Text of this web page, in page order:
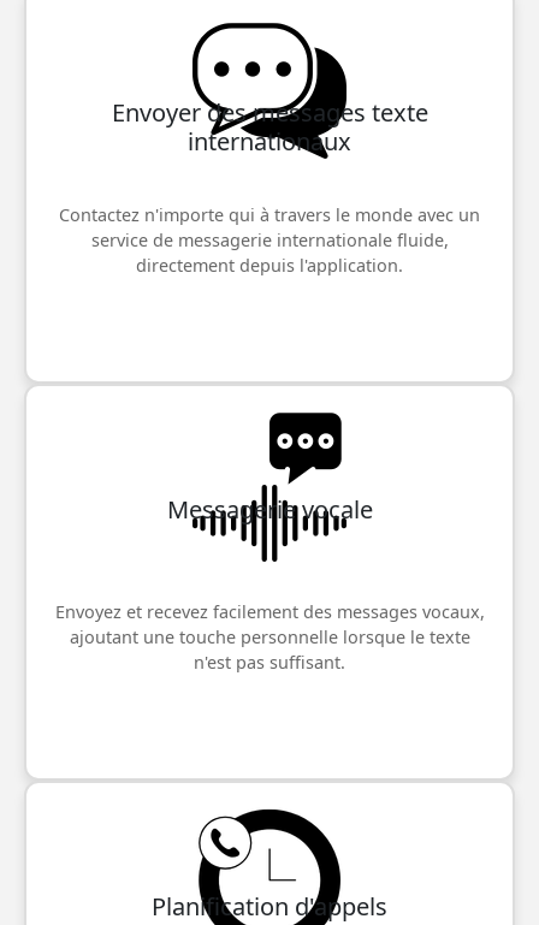
Envoyer des messages texte
internationaux
Contactez n'importe qui à travers le monde avec un
service de messagerie internationale fluide,
directement depuis l'application.
Messagerie vocale
Envoyez et recevez facilement des messages vocaux,
ajoutant une touche personnelle lorsque le texte
n'est pas suffisant.
Planification d'appels